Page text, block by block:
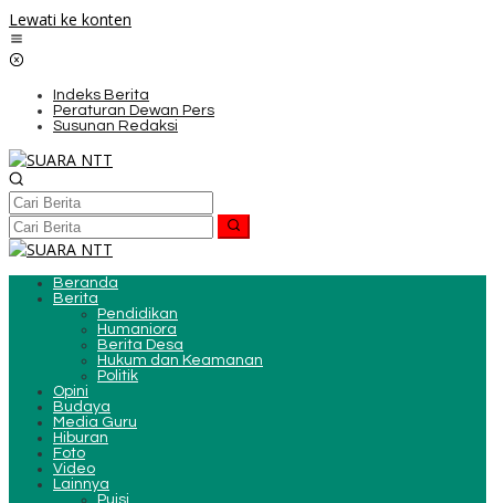
Lewati ke konten
Indeks Berita
Peraturan Dewan Pers
Susunan Redaksi
Beranda
Berita
Pendidikan
Humaniora
Berita Desa
Hukum dan Keamanan
Politik
Opini
Budaya
Media Guru
Hiburan
Foto
Video
Lainnya